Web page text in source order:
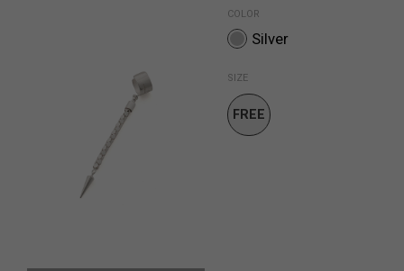
COLOR
Silver
SIZE
FREE